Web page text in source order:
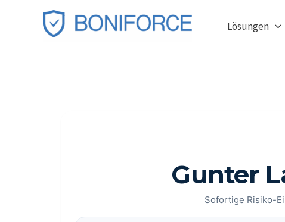
Lösungen
Gunter
Sofortige Risiko-